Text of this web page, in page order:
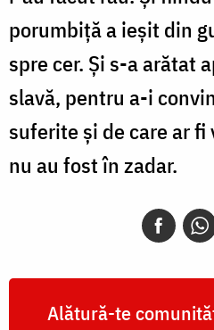
porumbiță a ieșit din
spre cer. Și s-a arătat
slavă, pentru a-i
suferite și de care ar fi
nu au fost în zadar.
Alătură-te